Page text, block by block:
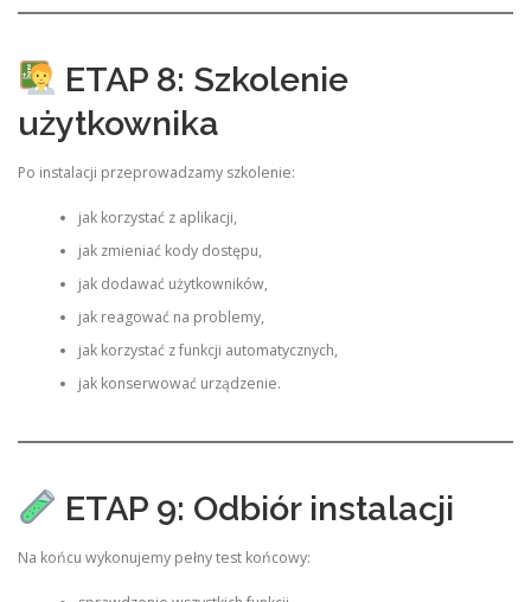
ETAP 8: Szkolenie
użytkownika
Po instalacji przeprowadzamy szkolenie:
jak korzystać z aplikacji,
jak zmieniać kody dostępu,
jak dodawać użytkowników,
jak reagować na problemy,
jak korzystać z funkcji automatycznych,
jak konserwować urządzenie.
ETAP 9: Odbiór instalacji
Na końcu wykonujemy pełny test końcowy: